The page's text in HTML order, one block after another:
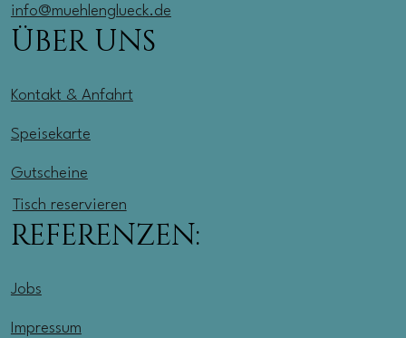
info@muehlenglueck.de
ÜBER UNS
Kontakt & Anfahrt
Speisekarte
Gutscheine
Tisch reservieren
REFERENZEN:
Jobs
Impressum